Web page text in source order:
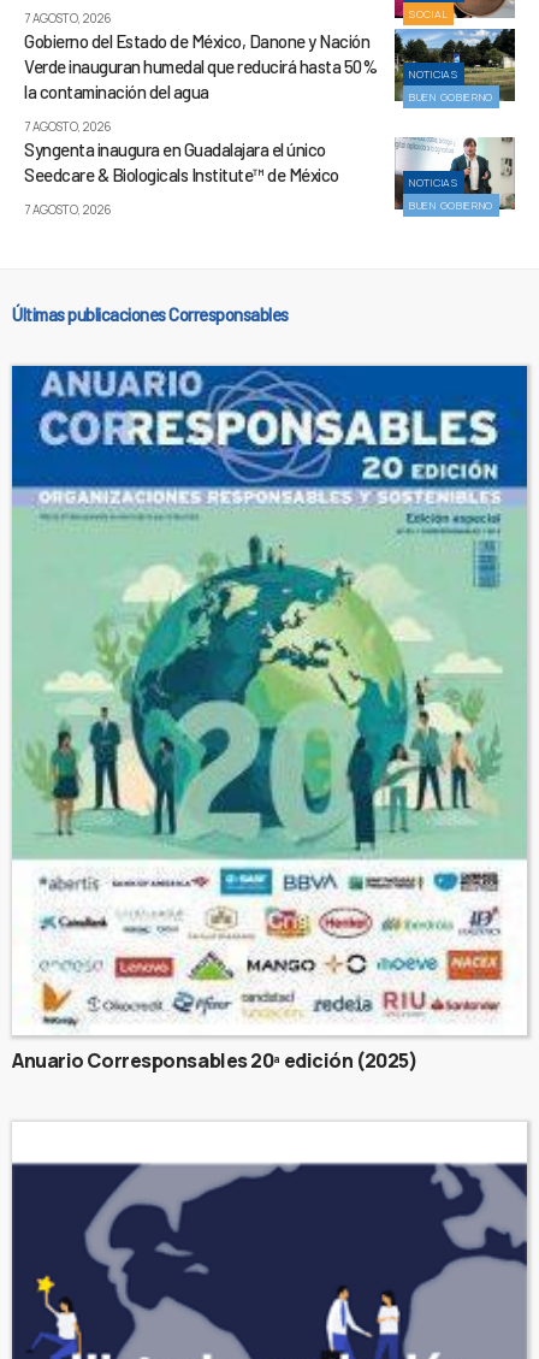
SOCIAL
7 AGOSTO, 2026
NOTICIAS
BUEN GOBIERNO
Gobierno del Estado de México, Danone y Nación
Verde inauguran humedal que reducirá hasta 50%
la contaminación del agua
7 AGOSTO, 2026
NOTICIAS
BUEN GOBIERNO
Syngenta inaugura en Guadalajara el único
Seedcare & Biologicals Institute™ de México
7 AGOSTO, 2026
Últimas publicaciones Corresponsables
Anuario Corresponsables 20ª edición (2025)